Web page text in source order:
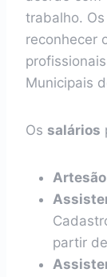
trabalho.
reconhecer
Municipais
Os salários
Artesão
partir